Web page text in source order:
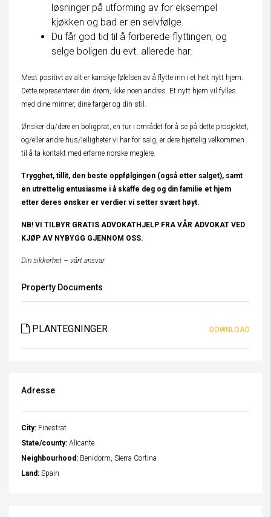
løsninger på utforming av for eksempel
kjøkken og bad er en selvfølge.
Du får god tid til å forberede flyttingen, og
selge boligen du evt. allerede har.
Mest positivt av alt er kanskje følelsen av å flytte inn i et helt nytt hjem.
Dette representerer din drøm, ikke noen andres. Et nytt hjem vil fylles
med dine minner, dine farger og din stil.
Ønsker du/dere en boligprat, en tur i området for å se på dette prosjektet,
og/eller andre hus/leiligheter vi har for salg, er dere hjertelig velkommen
til å ta kontakt med erfarne norske meglere.
Trygghet, tillit, den beste oppfølgingen (også etter salget), samt
en utrettelig entusiasme i å skaffe deg og din familie et hjem
etter deres ønsker er verdier vi setter svært høyt.
NB! VI TILBYR GRATIS ADVOKATHJELP FRA VÅR ADVOKAT VED
KJØP AV NYBYGG GJENNOM OSS.
Din sikkerhet – vårt ansvar
Property Documents
PLANTEGNINGER DOWNLOAD
Adresse
City: Finestrat
State/county: Alicante
Neighbourhood: Benidorm, Sierra Cortina
Land: Spain